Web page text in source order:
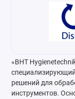
«BHT
решений для
инструментов.